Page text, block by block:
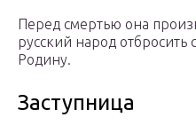
Перед смертью она
русский народ отбросить
Родину.
Заступница